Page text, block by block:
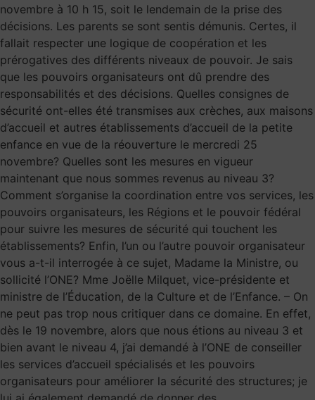
novembre à 10 h 15, soit le lendemain de la prise des
décisions. Les parents se sont sentis démunis. Certes, il
fallait respecter une logique de coopération et les
prérogatives des différents niveaux de pouvoir. Je sais
que les pouvoirs organisateurs ont dû prendre des
responsabilités et des décisions. Quelles consignes de
sécurité ont-elles été transmises aux crèches, aux maisons
d’accueil et autres établissements d’accueil de la petite
enfance en vue de la réouverture le mercredi 25
novembre? Quelles sont les mesures en vigueur
maintenant que nous sommes revenus au niveau 3?
Comment s’organise la coordination entre vos services, les
pouvoirs organisateurs, les Régions et le pouvoir fédéral
pour suivre les mesures de sécurité qui touchent les
établissements? Enfin, l’un ou l’autre pouvoir organisateur
vous a-t-il interrogée à ce sujet, Madame la Ministre, ou
sollicité l’ONE? Mme Joëlle Milquet, vice-présidente et
ministre de l’Éducation, de la Culture et de l’Enfance. – On
ne peut pas trop nous critiquer dans ce domaine. En effet,
dès le 19 novembre, alors que nous étions au niveau 3 et
bien avant le niveau 4, j’ai demandé à l’ONE de conseiller
les services d’accueil spécialisés et les pouvoirs
organisateurs pour améliorer la sécurité des structures; je